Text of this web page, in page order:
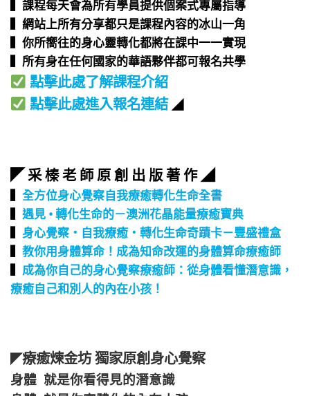
▍課程每天會為所有學員提供個案式專屬指導​
▍網站上所有分享都只是課程內容的冰山一角​
▍你所嚮往的身心靈轉化都將在課中一一實現​
▍所有身在任何國家的華語夥伴都可報名共學​
點擊此處了解課程介紹
點擊此處進入報名連結 ◢
◤ 采 榛 老 師 原 創 出 版 著 作 ◢
▍ 全方位身心覺察自我療癒轉化生命全書
▍ 遇見 • 轉化生命的－澳洲花晶能量療癒寶典
▍ 身心覺察‧自我療癒‧轉化生命奇蹟卡－豐盛禮盒
▍ 教你用身體算命！成為知命改運的身體算命療癒師
▍ 成為你自己的身心覺察療癒師：從身體看懂潛意識，
療癒自己和別人的內在小孩！
◤療癒煉金坊 獨家原創身心覺察
身體 就是你看得見的潛意識